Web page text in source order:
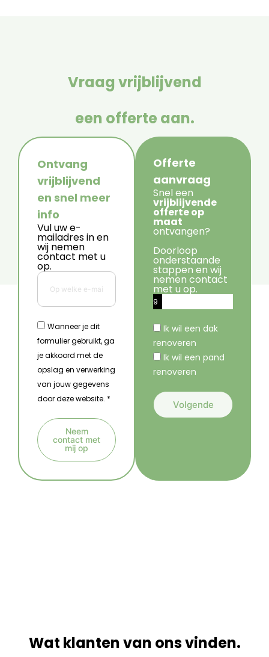
Vraag vrijblijvend
een offerte aan.
Ontvang
vrijblijvend
en snel meer
info
Vul uw e-
mailadres in en
wij nemen
contact met u
op.
Wanneer je dit
formulier gebruikt, ga
je akkoord met de
opslag en verwerking
van jouw gegevens
door deze website. *
Neem
contact met
mij op
l
Offerte
aanvraag
Snel een
vrijblijvende
offerte op
maat
ontvangen?
Doorloop
onderstaande
stappen en wij
nemen contact
met u op.
9
Ik wil een dak
renoveren
Ik wil een pand
renoveren
Volgende
r
Wat klanten van ons vinden.